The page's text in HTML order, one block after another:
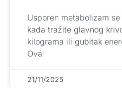
Usporen metabolizam
kada tražite glavnog
kilograma ili gubitak
Ova
21/11/2025